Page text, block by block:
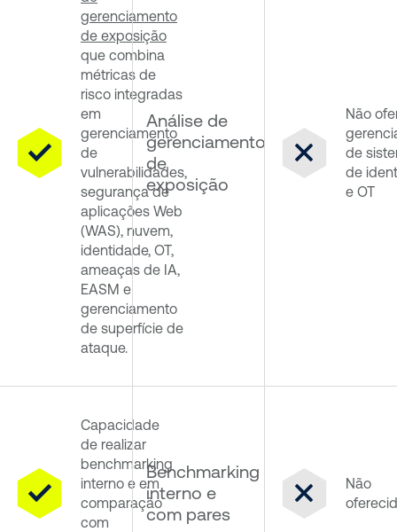
gerenciamento
de exposição
que combina
métricas de
risco integradas
em
gerenciamento
de
vulnerabilidades,
segurança de
aplicações Web
(WAS), nuvem,
identidade, OT,
ameaças de IA,
EASM e
gerenciamento
de superfície de
ataque.
Análise de
gerenciamento
de
exposição
Não
de
de
e OT
Capacidade
de realizar
benchmarking
interno e em
comparação
com
Benchmarking
interno e
com pares
Não